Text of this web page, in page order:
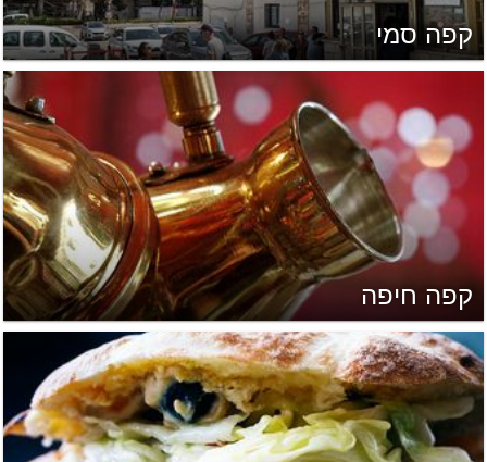
קפה סמי
קפה חיפה